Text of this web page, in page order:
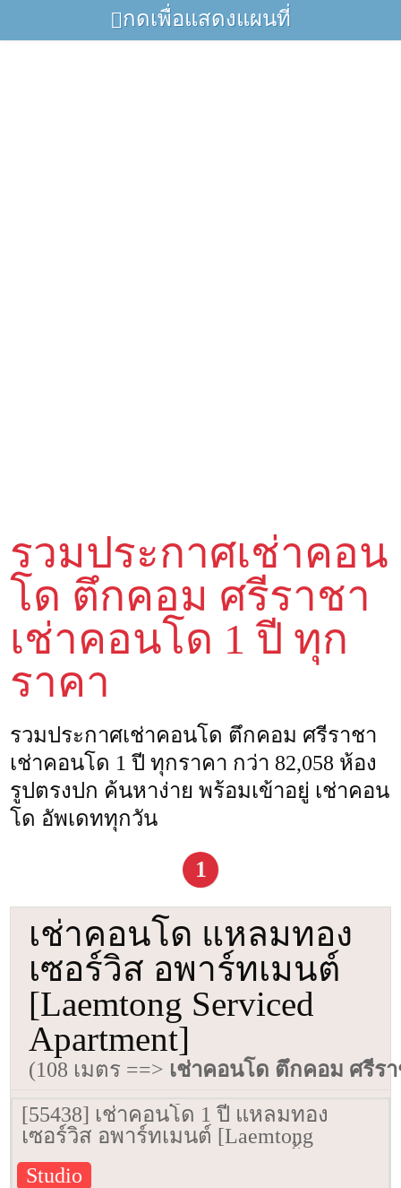
กดเพื่อแสดงแผนที่
รวมประกาศเช่าคอน
โด ตึกคอม ศรีราชา
เช่าคอนโด 1 ปี ทุก
ราคา
รวมประกาศเช่าคอนโด ตึกคอม ศรีราชา
เช่าคอนโด 1 ปี ทุกราคา กว่า 82,058 ห้อง
รูปตรงปก ค้นหาง่าย พร้อมเข้าอยู่ เช่าคอน
โด อัพเดททุกวัน
1
เช่าคอนโด แหลมทอง
เซอร์วิส อพาร์ทเมนต์
[Laemtong Serviced
Apartment]
(108 เมตร ==> เช่าคอนโด ตึกคอม ศรีร
[55438] เช่าคอนโด 1 ปี แหลมทอง
เซอร์วิส อพาร์ทเมนต์ [Laemtong
Serviced Apartment] 44 ตรม. ชั้น 11
Studio